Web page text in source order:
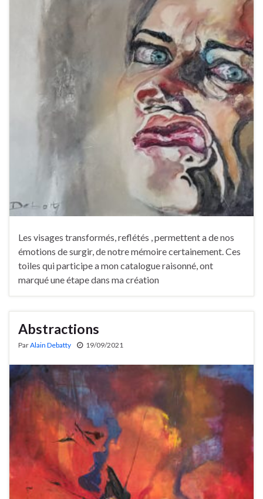
Les visages transformés, reflétés , permettent a de nos
émotions de surgir, de notre mémoire certainement. Ces
toiles qui participe a mon catalogue raisonné, ont
marqué une étape dans ma création
Abstractions
ParAlain Debatty 19/09/2021